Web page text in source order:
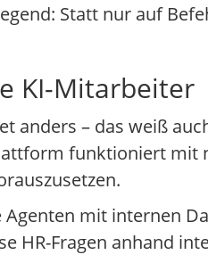
Statt nur auf
KI-Mitarbeiter
anders – das weiß
funktioniert mit
mit internen
HR-Fragen anhand